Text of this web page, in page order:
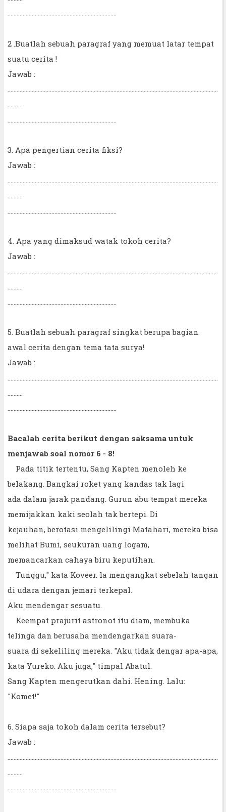
........................................................................
2 .Buatlah sebuah paragraf yang memuat latar tempat
suatu cerita !
Jawab :
...........................................................................................................................................
..........
........................................................................
3. Apa pengertian cerita fiksi?
Jawab :
...........................................................................................................................................
..........
........................................................................
4. Apa yang dimaksud watak tokoh cerita?
Jawab :
...........................................................................................................................................
..........
........................................................................
5. Buatlah sebuah paragraf singkat berupa bagian
awal cerita dengan tema tata surya!
Jawab :
...........................................................................................................................................
..........
........................................................................
Bacalah cerita berikut dengan saksama untuk
menjawab soal nomor 6 - 8!
Pada titik tertentu, Sang Kapten menoleh ke
belakang. Bangkai roket yang kandas tak lagi
ada dalam jarak pandang. Gurun abu tempat mereka
memijakkan kaki seolah tak bertepi. Di
kejauhan, berotasi mengelilingi Matahari, mereka bisa
melihat Bumi, seukuran uang logam,
memancarkan cahaya biru keputihan.
Tunggu," kata Koveer. la mengangkat sebelah tangan
di udara dengan jemari terkepal.
Aku mendengar sesuatu.
Keempat prajurit astronot itu diam, membuka
telinga dan berusaha mendengarkan suara-
suara di sekeliling mereka. "Aku tidak dengar apa-apa,
kata Yureko. Aku juga," timpal Abatul.
Sang Kapten mengerutkan dahi. Hening. Lalu:
"Komet!"
6. Siapa saja tokoh dalam cerita tersebut?
Jawab :
...........................................................................................................................................
..........
........................................................................